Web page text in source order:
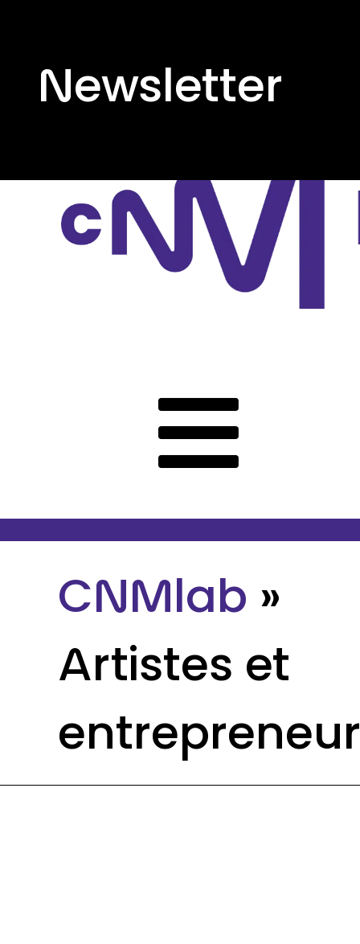
Newsletter
CNMlab »
Artistes et